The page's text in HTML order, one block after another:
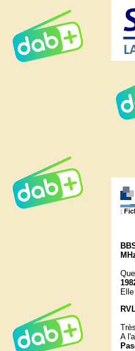
|
A